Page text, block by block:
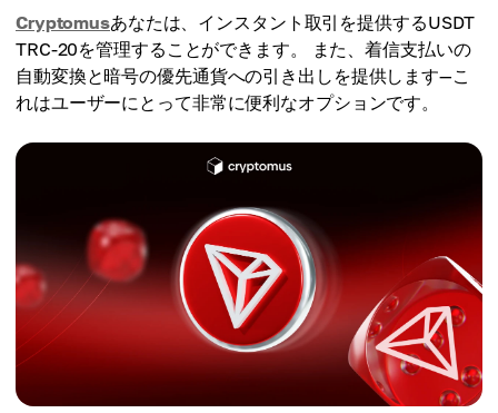
Cryptomusあなたは、インスタント取引を提供するUSDT
TRC-20を管理することができます。 また、着信支払いの
自動変換と暗号の優先通貨への引き出しを提供します—こ
れはユーザーにとって非常に便利なオプションです。